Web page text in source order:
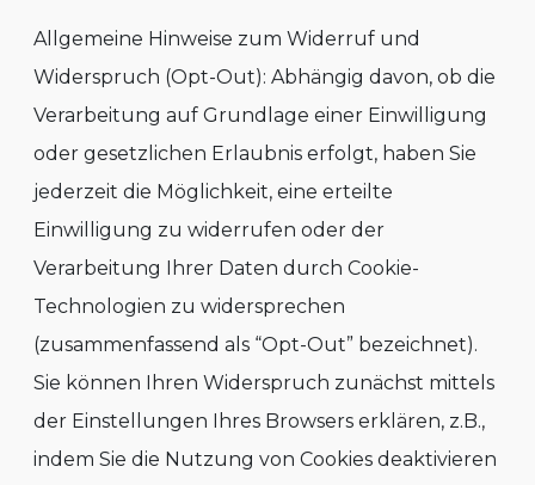
Allgemeine Hinweise zum Widerruf und
Widerspruch (Opt-Out): Abhängig davon, ob die
Verarbeitung auf Grundlage einer Einwilligung
oder gesetzlichen Erlaubnis erfolgt, haben Sie
jederzeit die Möglichkeit, eine erteilte
Einwilligung zu widerrufen oder der
Verarbeitung Ihrer Daten durch Cookie-
Technologien zu widersprechen
(zusammenfassend als “Opt-Out” bezeichnet).
Sie können Ihren Widerspruch zunächst mittels
der Einstellungen Ihres Browsers erklären, z.B.,
indem Sie die Nutzung von Cookies deaktivieren